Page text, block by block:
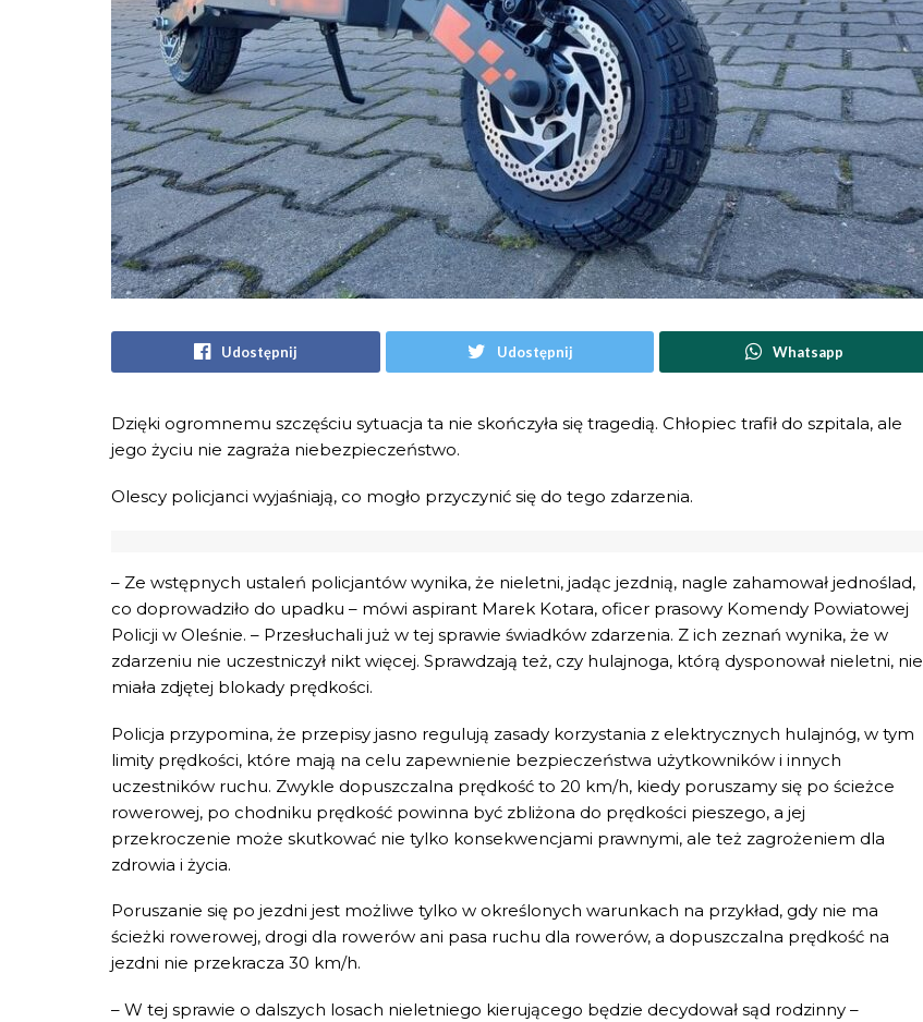
Udostępnij Udostępnij Whatsapp
Dzięki ogromnemu szczęściu sytuacja ta nie skończyła się tragedią. Chłopiec trafił do szpitala, ale
jego życiu nie zagraża niebezpieczeństwo.
Olescy policjanci wyjaśniają, co mogło przyczynić się do tego zdarzenia.
– Ze wstępnych ustaleń policjantów wynika, że nieletni, jadąc jezdnią, nagle zahamował jednoślad,
co doprowadziło do upadku – mówi aspirant Marek Kotara, oficer prasowy Komendy Powiatowej
Policji w Oleśnie. – Przesłuchali już w tej sprawie świadków zdarzenia. Z ich zeznań wynika, że w
zdarzeniu nie uczestniczył nikt więcej. Sprawdzają też, czy hulajnoga, którą dysponował nieletni, nie
miała zdjętej blokady prędkości.
Policja przypomina, że przepisy jasno regulują zasady korzystania z elektrycznych hulajnóg, w tym
limity prędkości, które mają na celu zapewnienie bezpieczeństwa użytkowników i innych
uczestników ruchu. Zwykle dopuszczalna prędkość to 20 km/h, kiedy poruszamy się po ścieżce
rowerowej, po chodniku prędkość powinna być zbliżona do prędkości pieszego, a jej
przekroczenie może skutkować nie tylko konsekwencjami prawnymi, ale też zagrożeniem dla
zdrowia i życia.
Poruszanie się po jezdni jest możliwe tylko w określonych warunkach na przykład, gdy nie ma
ścieżki rowerowej, drogi dla rowerów ani pasa ruchu dla rowerów, a dopuszczalna prędkość na
jezdni nie przekracza 30 km/h.
– W tej sprawie o dalszych losach nieletniego kierującego będzie decydował sąd rodzinny –